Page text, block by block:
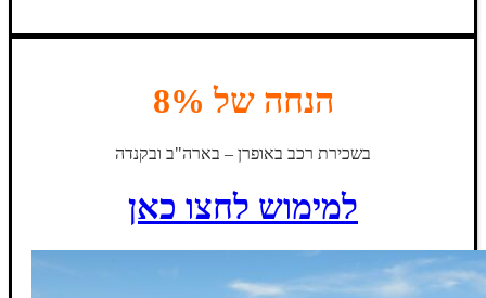
הנחה של 8%
בשכירת רכב באופרן – בארה"ב ובקנדה
למימוש לחצו כאן